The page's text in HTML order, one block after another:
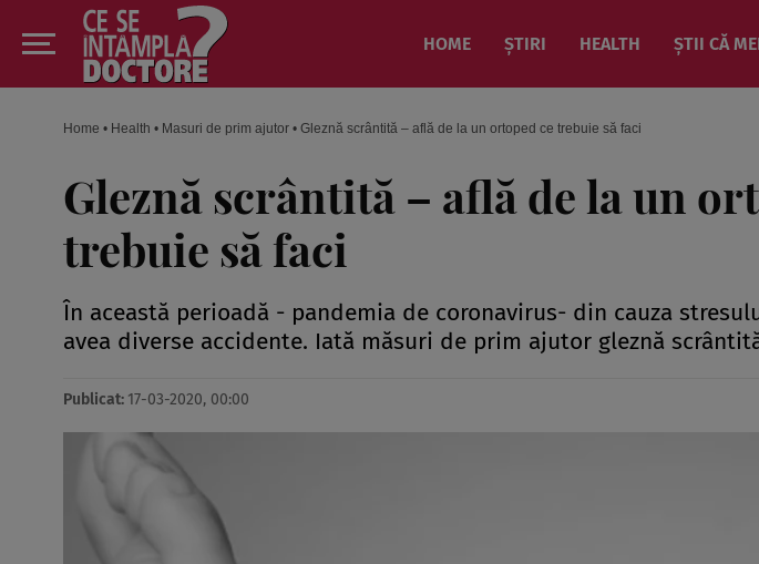
HOME ȘTIRI HEALTH ȘTII CĂ
Home • Health • Masuri de prim ajutor • Gleznă scrântită – află de la un ortoped ce trebuie să faci
Gleznă scrântită – află de la un
trebuie să faci
În această perioadă - pandemia de coronavirus- din cauza
avea diverse accidente. Iată măsuri de prim ajutor gleznă
Publicat: 17-03-2020, 00:00